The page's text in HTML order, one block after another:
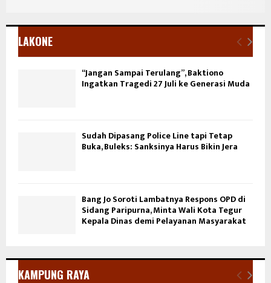
LAKONE
“Jangan Sampai Terulang”, Baktiono
Ingatkan Tragedi 27 Juli ke Generasi Muda
Sudah Dipasang Police Line tapi Tetap
Buka, Buleks: Sanksinya Harus Bikin Jera
Bang Jo Soroti Lambatnya Respons OPD di
Sidang Paripurna, Minta Wali Kota Tegur
Kepala Dinas demi Pelayanan Masyarakat
KAMPUNG RAYA